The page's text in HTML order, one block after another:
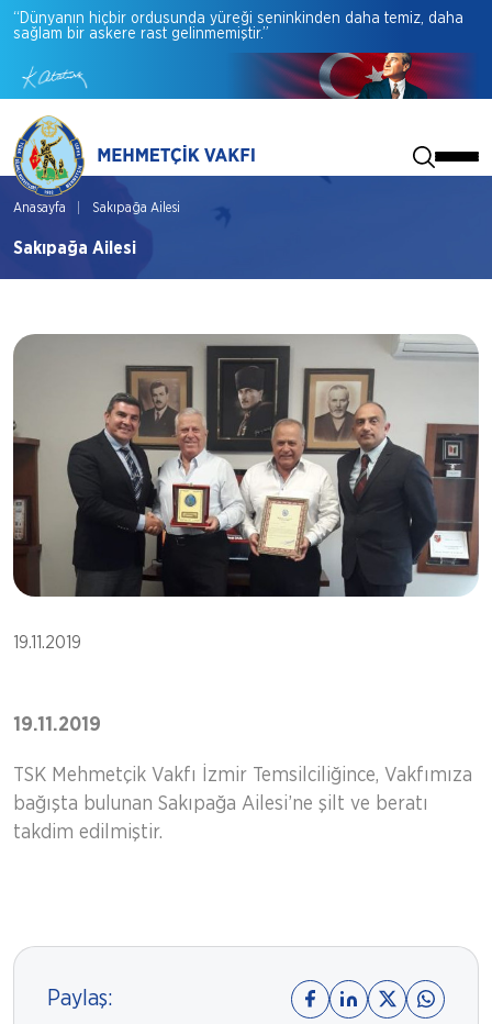
“Dünyanın hiçbir ordusunda yüreği seninkinden daha temiz, daha
sağlam bir askere rast gelinmemiştir.”
Anasayfa Sakıpağa Ailesi
Sakıpağa Ailesi
19.11.2019
19.11.2019
TSK Mehmetçik Vakfı İzmir Temsilciliğince, Vakfımıza
bağışta bulunan Sakıpağa Ailesi’ne şilt ve beratı
takdim edilmiştir.
Paylaş: